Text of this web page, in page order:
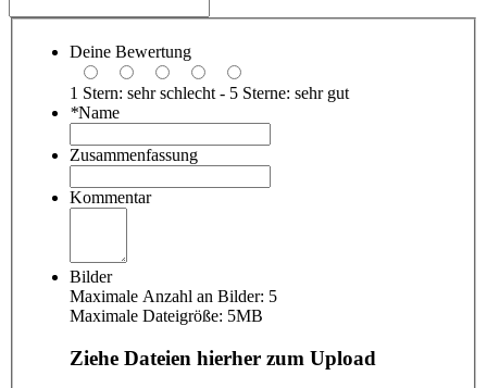
Deine Bewertung
1 Stern: sehr schlecht - 5 Sterne: sehr gut
*Name
Zusammenfassung
Kommentar
Bilder
Maximale Anzahl an Bilder: 5
Maximale Dateigröße: 5MB
Ziehe Dateien hierher zum Upload